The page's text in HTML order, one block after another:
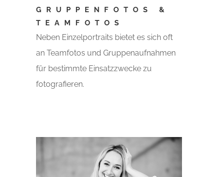
GRUPPENFOTOS &
TEAMFOTOS
Neben Einzelportraits bietet es sich oft
an Teamfotos und Gruppenaufnahmen
für bestimmte Einsatzzwecke zu
fotografieren.